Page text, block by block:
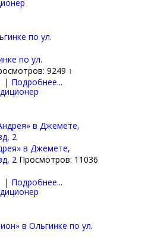
по ул.
9249 ↑
| Подробнее...
в Джемете,
2 Просмотров: 11036
| Подробнее...